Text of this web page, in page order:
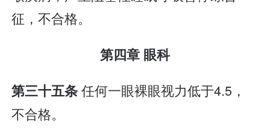
征，不合格。
第四章 眼科
第三十五条任何一眼裸眼视力低于4.5，
不合格。